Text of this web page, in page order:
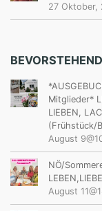
27 Oktober,
Mitglieder*
LIEBEN,
(Frühstück/
August
NÖ/
August